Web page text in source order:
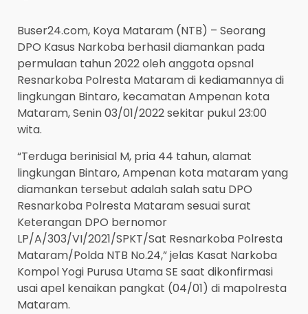
Buser24.com, Koya Mataram (NTB) – Seorang
DPO Kasus Narkoba berhasil diamankan pada
permulaan tahun 2022 oleh anggota opsnal
Resnarkoba Polresta Mataram di kediamannya di
lingkungan Bintaro, kecamatan Ampenan kota
Mataram, Senin 03/01/2022 sekitar pukul 23:00
wita.
“Terduga berinisial M, pria 44 tahun, alamat
lingkungan Bintaro, Ampenan kota mataram yang
diamankan tersebut adalah salah satu DPO
Resnarkoba Polresta Mataram sesuai surat
Keterangan DPO bernomor
LP/A/303/VI/2021/SPKT/Sat Resnarkoba Polresta
Mataram/Polda NTB No.24,” jelas Kasat Narkoba
Kompol Yogi Purusa Utama SE saat dikonfirmasi
usai apel kenaikan pangkat (04/01) di mapolresta
Mataram.